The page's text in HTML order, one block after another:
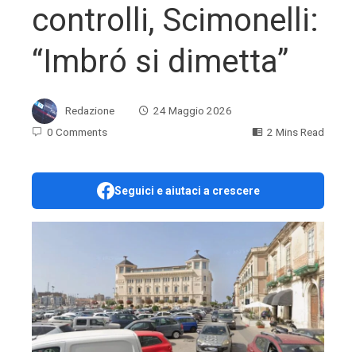
controlli, Scimonelli:
“Imbró si dimetta”
Redazione
24 Maggio 2026
0 Comments
2 Mins Read
Seguici e aiutaci a crescere